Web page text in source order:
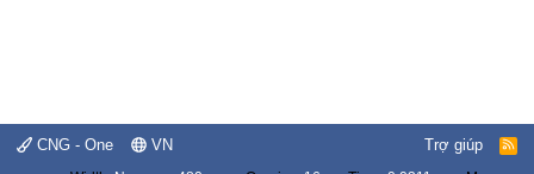
CNG - One VN Trợ giúp
R